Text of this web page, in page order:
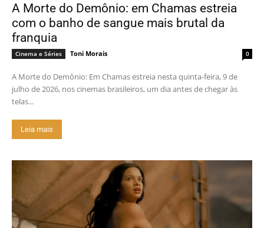
A Morte do Demônio: em Chamas estreia
com o banho de sangue mais brutal da
franquia
Cinema e Séries Toni Morais 0
A Morte do Demônio: Em Chamas estreia nesta quinta-feira, 9 de
julho de 2026, nos cinemas brasileiros, um dia antes de chegar às
telas...
Leia mais